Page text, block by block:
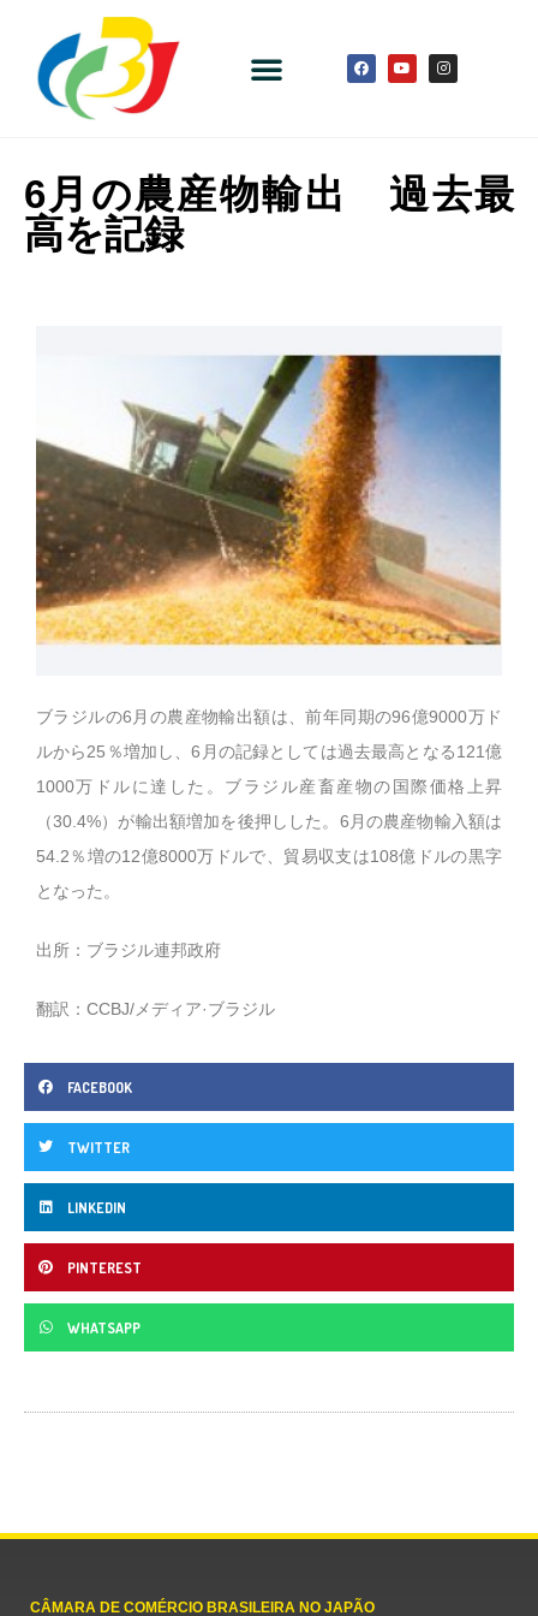
6月の農産物輸出 過去最
高を記録
ブラジルの6月の農産物輸出額は、前年同期の96億9000万ド
ルから25％増加し、6月の記録としては過去最高となる121億
1000万ドルに達した。ブラジル産畜産物の国際価格上昇
（30.4%）が輸出額増加を後押しした。6月の農産物輸入額は
54.2％増の12億8000万ドルで、貿易収支は108億ドルの黒字
となった。
出所：ブラジル連邦政府
翻訳：CCBJ/メディア·ブラジル
FACEBOOK
TWITTER
LINKEDIN
PINTEREST
WHATSAPP
CÂMARA DE COMÉRCIO BRASILEIRA NO JAPÃO